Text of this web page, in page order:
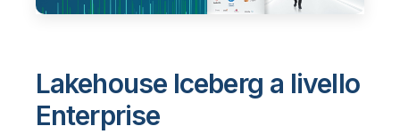
Lakehouse Iceberg a livello
Enterprise